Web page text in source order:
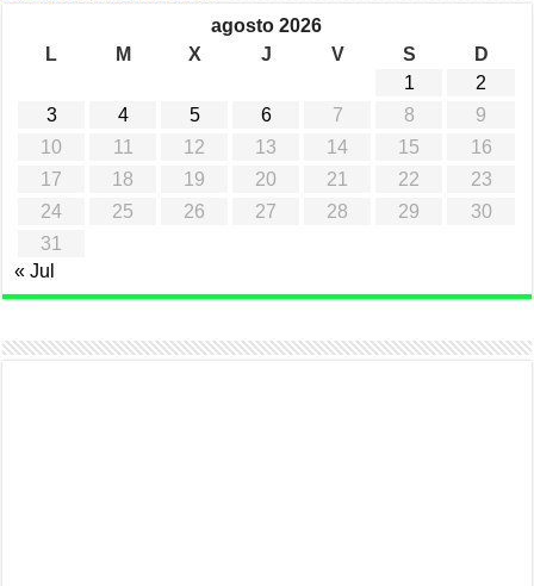
agosto 2026
L
M X J V S
D
1
2
3
4 5 6 7 8
9
10
11 12 13 14 15
16
17
18 19 20 21 22
23
24
25 26 27 28 29
30
31
« Jul